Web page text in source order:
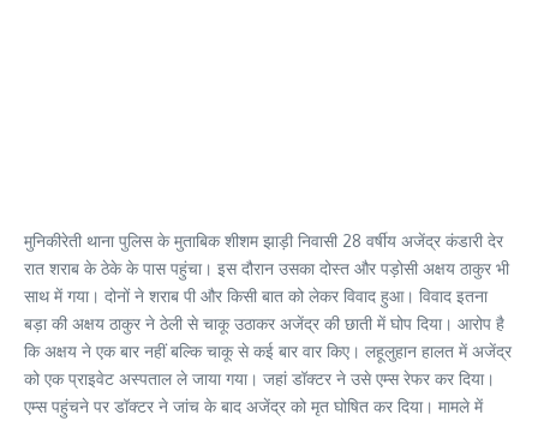
मुनिकीरेती थाना पुलिस के मुताबिक शीशम झाड़ी निवासी 28 वर्षीय अजेंद्र कंडारी देर
रात शराब के ठेके के पास पहुंचा। इस दौरान उसका दोस्त और पड़ोसी अक्षय ठाकुर भी
साथ में गया। दोनों ने शराब पी और किसी बात को लेकर विवाद हुआ। विवाद इतना
बड़ा की अक्षय ठाकुर ने ठेली से चाकू उठाकर अजेंद्र की छाती में घोप दिया। आरोप है
कि अक्षय ने एक बार नहीं बल्कि चाकू से कई बार वार किए। लहूलुहान हालत में अजेंद्र
को एक प्राइवेट अस्पताल ले जाया गया। जहां डॉक्टर ने उसे एम्स रेफर कर दिया।
एम्स पहुंचने पर डॉक्टर ने जांच के बाद अजेंद्र को मृत घोषित कर दिया। मामले में